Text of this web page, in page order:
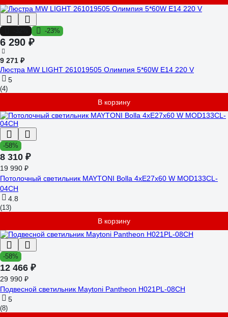
-23%
6 290 ₽
9 271 ₽
Люстра MW LIGHT 261019505 Олимпия 5*60W E14 220 V
5
(4)
В корзину
-58%
8 310 ₽
19 990 ₽
Потолочный светильник MAYTONI Bolla 4хE27x60 W MOD133CL-
04CH
4.8
(13)
В корзину
-58%
12 466 ₽
29 990 ₽
Подвесной светильник Maytoni Pantheon H021PL-08CH
5
(8)